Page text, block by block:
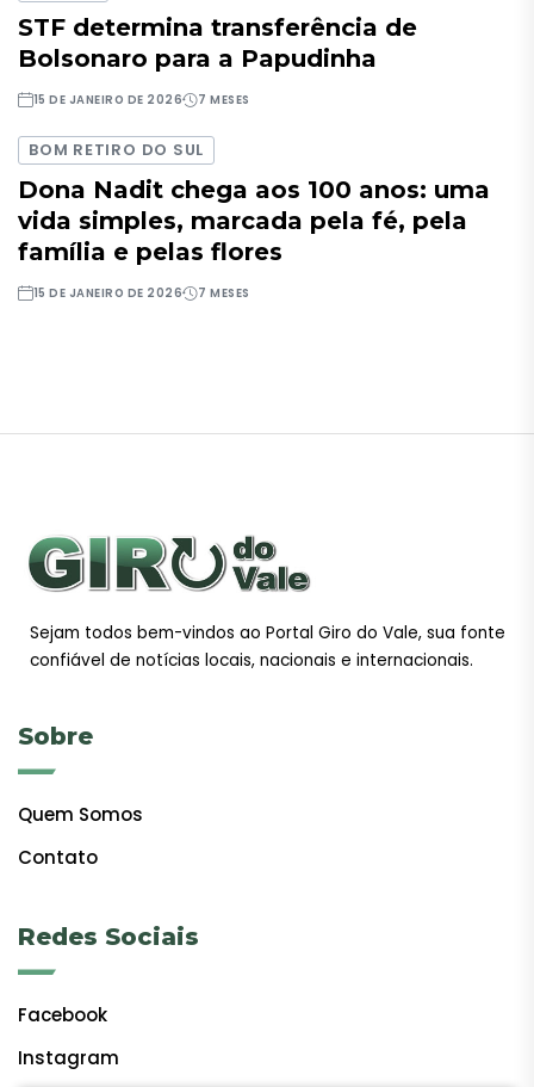
STF determina transferência de
Bolsonaro para a Papudinha
15 DE JANEIRO DE 2026 7 MESES
BOM RETIRO DO SUL
Dona Nadit chega aos 100 anos: uma
vida simples, marcada pela fé, pela
família e pelas flores
15 DE JANEIRO DE 2026 7 MESES
Sejam todos bem-vindos ao Portal Giro do Vale, sua fonte
confiável de notícias locais, nacionais e internacionais.
Sobre
Quem Somos
Contato
Redes Sociais
Facebook
Instagram